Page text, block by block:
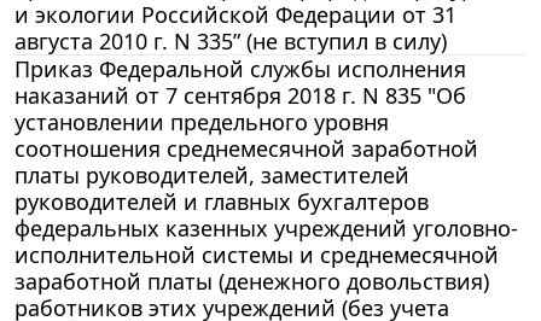
и экологии Российской Федерации от 31
августа 2010 г. N 335” (не вступил в силу)
Приказ Федеральной службы исполнения
наказаний от 7 сентября 2018 г. N 835 "Об
установлении предельного уровня
соотношения среднемесячной заработной
платы руководителей, заместителей
руководителей и главных бухгалтеров
федеральных казенных учреждений уголовно-
исполнительной системы и среднемесячной
заработной платы (денежного довольствия)
работников этих учреждений (без учета